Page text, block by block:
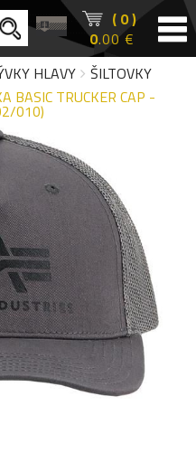
( 0 )
0.00 €
HLAVY
ŠILTOVKY
BASIC TRUCKER CAP -
010)